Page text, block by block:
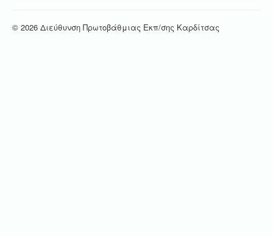
© 2026 Διεύθυνση Πρωτοβάθμιας Εκπ/σης Καρδίτσας